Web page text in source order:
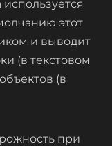
этот
и выводит
(в текстовом
(в
при